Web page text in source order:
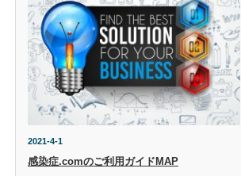
2021-4-1
感染症.comのご利用ガイドMAP